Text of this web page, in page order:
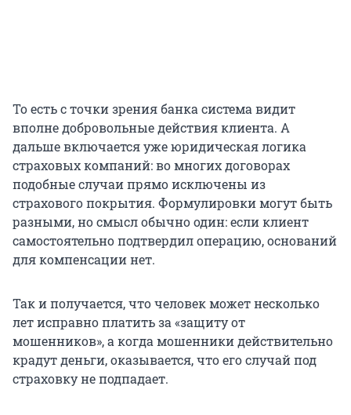
То есть с точки зрения банка система видит
вполне добровольные действия клиента. А
дальше включается уже юридическая логика
страховых компаний: во многих договорах
подобные случаи прямо исключены из
страхового покрытия. Формулировки могут быть
разными, но смысл обычно один: если клиент
самостоятельно подтвердил операцию, оснований
для компенсации нет.
Так и получается, что человек может несколько
лет исправно платить за «защиту от
мошенников», а когда мошенники действительно
крадут деньги, оказывается, что его случай под
страховку не подпадает.